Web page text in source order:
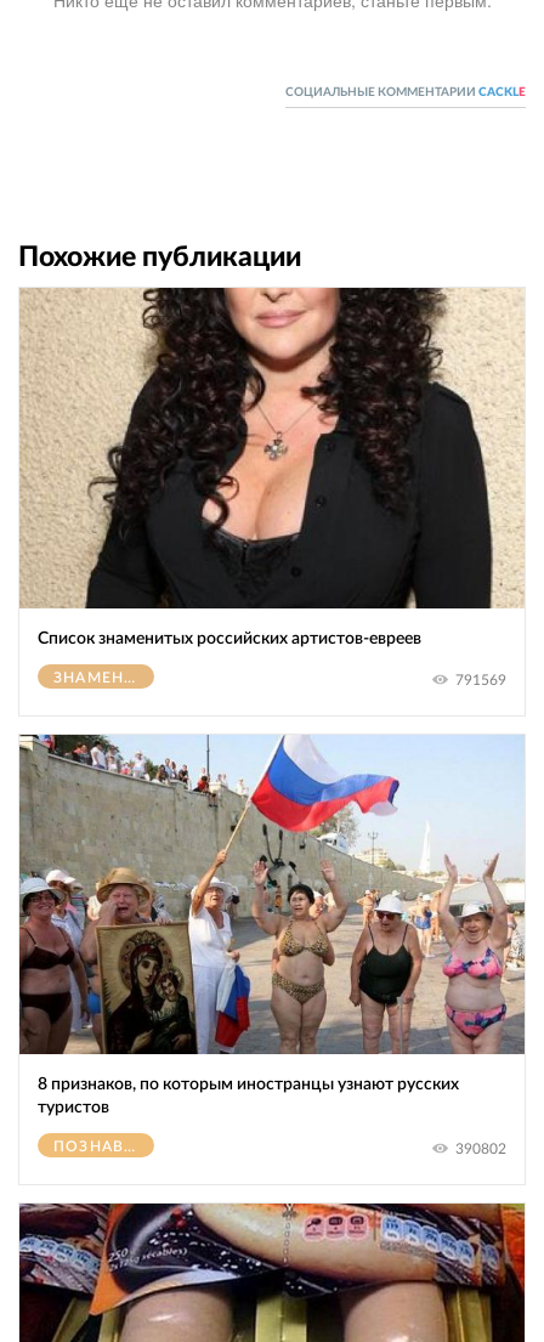
СОЦИАЛЬНЫЕ КОММЕНТАРИИ CACKL E
Похожие публикации
Список знаменитых российских артистов-евреев
ЗНАМЕНИТОСТИ 791569
8 признаков, по которым иностранцы узнают русских
туристов
ПОЗНАВАТЕЛЬНОЕ 390802